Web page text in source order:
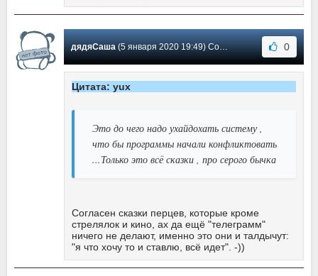
дядяСаша(5 января 2020 19:49) Сообщение #22 0
Цитата: yux
Это до чего надо ухайдохать систему ,
что бы программы начали конфликтовать
...Только это всё сказки , про серого бычка
Согласен сказки перцев, которые кроме
стрелялок и кино, ах да ещё "телеграмм"
ничего не делают, именно это они и талдычут:
"я что хочу то и ставлю, всё идет". -))